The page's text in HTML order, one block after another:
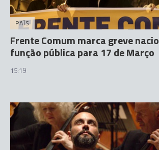
PAÍS
Frente Comum marca greve
função pública para 17 de Março
15:19